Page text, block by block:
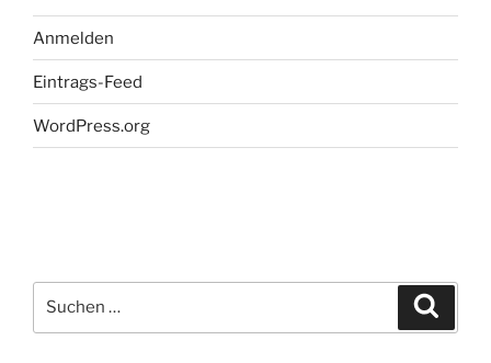
Anmelden
Eintrags-Feed
WordPress.org
nach: